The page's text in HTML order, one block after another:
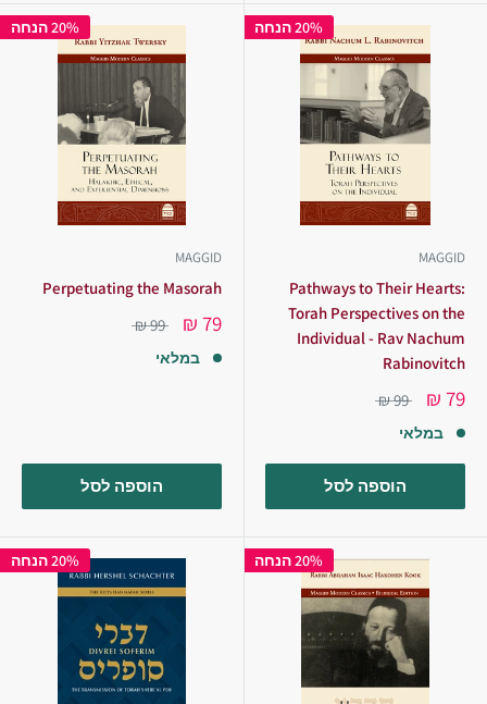
20% הנחה
MAGGID
Pathways to Their Hearts:
Torah Perspectives on the
Individual - Rav Nachum
Rabinovitch
79 ₪
99 ₪
במלאי
הוספה לסל
20% הנחה
MAGGID
Perpetuating the Masorah
79 ₪
99 ₪
במלאי
הוספה לסל
20% הנחה 20% הנחה